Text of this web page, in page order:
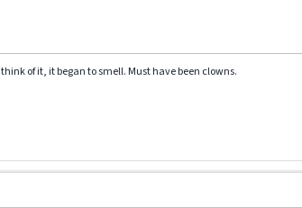
of it, it began to smell. Must have been clowns.